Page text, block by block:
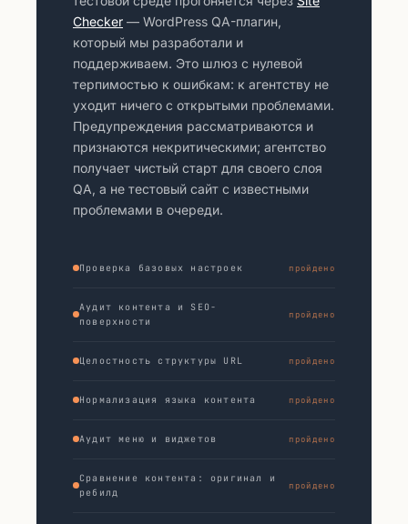
Checker — WordPress QA-плагин,
который мы разработали и
поддерживаем. Это шлюз с нулевой
терпимостью к ошибкам: к агентству не
уходит ничего с открытыми проблемами.
Предупреждения рассматриваются и
признаются некритическими; агентство
получает чистый старт для своего слоя
QA, а не тестовый сайт с известными
проблемами в очереди.
Проверка базовых настроек пройдено
Аудит контента и SEO-
поверхности
пройдено
Целостность структуры URL пройдено
Нормализация языка контента пройдено
Аудит меню и виджетов пройдено
Сравнение контента: оригинал и
ребилд
пройдено